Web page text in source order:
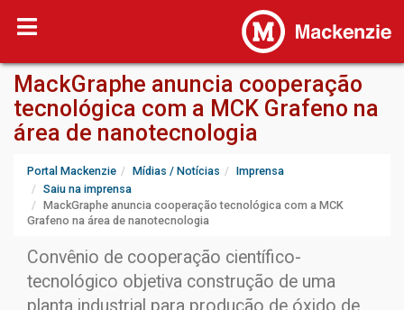
MackGraphe anuncia cooperação
tecnológica com a MCK Grafeno na
área de nanotecnologia
Portal Mackenzie Mídias / Notícias
Imprensa
Saiu na imprensa
MackGraphe anuncia cooperação tecnológica com a MCK
Grafeno na área de nanotecnologia
Convênio de cooperação científico-
tecnológico objetiva construção de uma